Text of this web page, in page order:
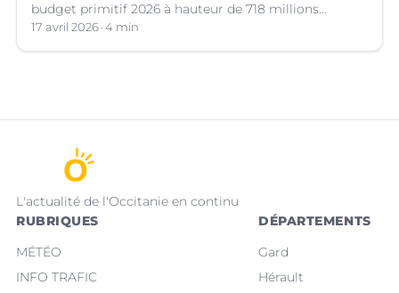
budget primitif 2026 à hauteur de 718 millions
d’euros, qui a suscité de vifs débats.
17 avril 2026 4 min
L'actualité de l'Occitanie en continu
RUBRIQUES
MÉTÉO
INFO TRAFIC
DÉPARTEMENTS
Gard
Hérault